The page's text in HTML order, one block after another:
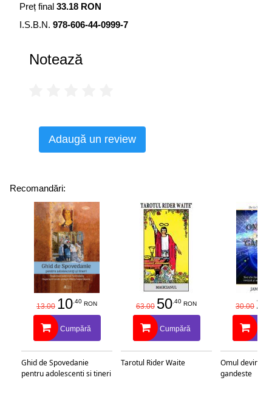
Preț final 33.18 RON
I.S.B.N. 978-606-44-0999-7
Notează
Adaugă un review
Recomandări:
13.00 10.40 RON
Cumpără
Ghid de Spovedanie
pentru adolescenti si tineri
63.00 50.40 RON
Cumpără
Tarotul Rider Waite
30.00 25
Omul devine
gandeste